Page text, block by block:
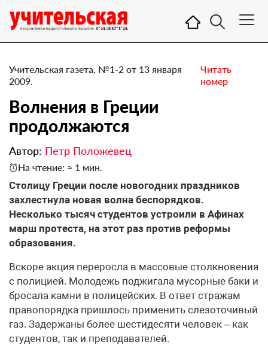
Учительская газета, №1-2 от 13 января
2009.
Читать
номер
Волнения в Греции
продолжаются
Автор: Петр Положевец
На чтение: ≈ 1 мин.
Столицу Греции после новогодних праздников
захлестнула новая волна беспорядков.
Несколько тысяч студентов устроили в Афинах
марш протеста, на этот раз против реформы
образования.
Вскоре акция переросла в массовые столкновения
с полицией. Молодежь поджигала мусорные баки и
бросала камни в полицейских. В ответ стражам
правопорядка пришлось применить слезоточивый
газ. Задержаны более шестидесяти человек – как
студентов, так и преподавателей.